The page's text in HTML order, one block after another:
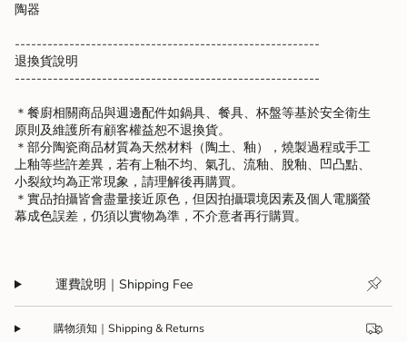
陶器
--------------------------------------------------------
退換貨說明
--------------------------------------------------------
＊餐廚相關商品與週邊配件如鍋具、餐具、杯盤等基於安全衛生
原則及維護所有顧客權益恕不退換貨。
＊部分陶瓷商品材質為天然材料（陶土、釉），燒製過程或手工
上釉等些許差異，若有上釉不均、氣孔、流釉、脫釉、凹凸點、
小裂紋均為正常現象，請理解後再購買。
＊實品拍攝皆會盡量接近原色，但因拍攝環境因素及個人電腦螢
幕成色誤差，仍須以實物為準，不介意者再行購買。
運費說明｜Shipping Fee
購物須知｜Shipping & Returns